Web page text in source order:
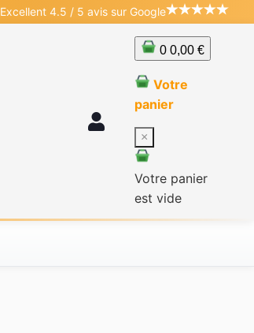
Excellent 4.5 / 5 avis sur Google
0 0,00 €
Votre
panier
×
Votre panier
est vide